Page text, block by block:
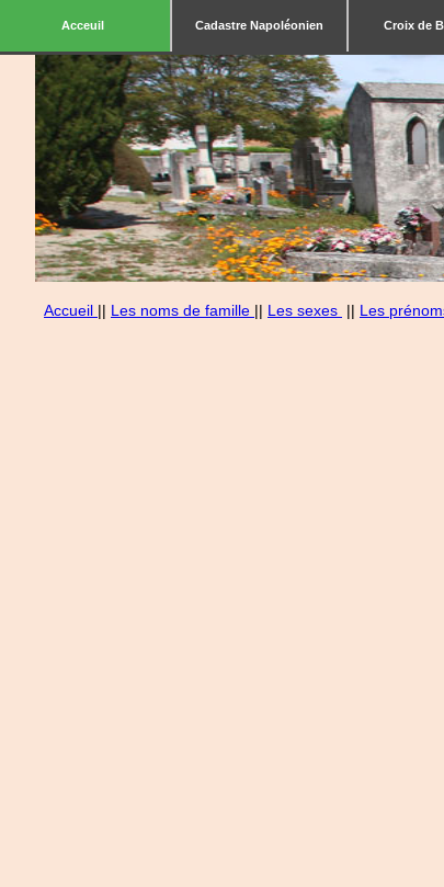
Acceuil Cadastre Napoléonien Croix de
Accueil || Les noms de famille || Les sexes || Les